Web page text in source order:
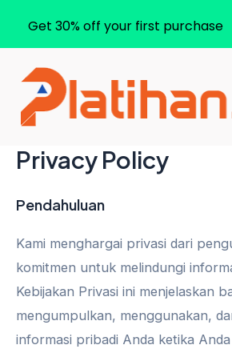
konten
Privacy Policy
Pendahuluan
Kami menghargai privasi dari
komitmen untuk melindungi
Kebijakan Privasi ini menjelaskan
mengumpulkan, menggunakan,
informasi pribadi Anda ketika
Get 30% off your first purchase